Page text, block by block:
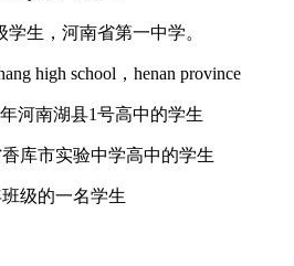
学生，河南省第一中学。
high school，henan province
河南湖县1号高中的学生
库市实验中学高中的学生
级的一名学生